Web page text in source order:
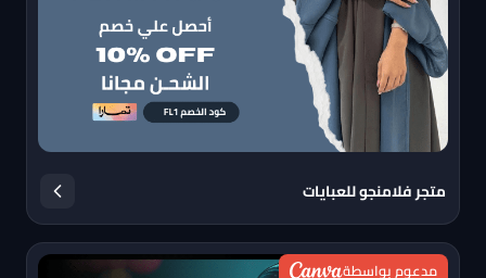
متجر فلامنجو للعبايات
مدعوم بواسطة